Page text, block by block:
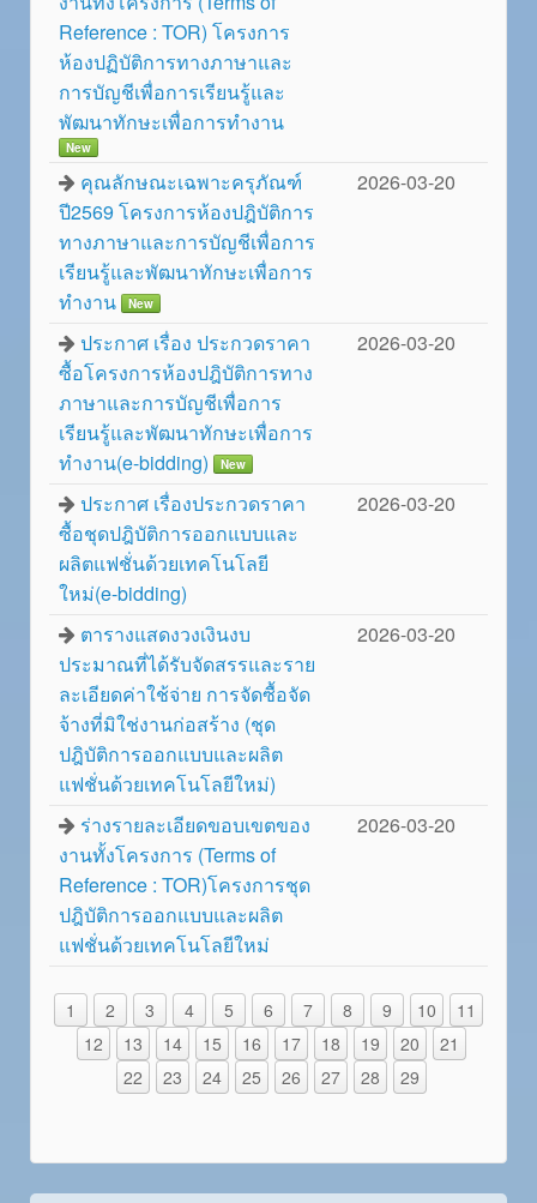
Reference : TOR) โครงการ
ห้องปฏิบัติการทางภาษาและ
การบัญชีเพื่อการเรียนรู้และ
พัฒนาทักษะเพื่อการทำงาน
New
คุณลักษณะเฉพาะครุภัณฑ์
ปี2569 โครงการห้องปฎิบัติการ
ทางภาษาและการบัญชีเพื่อการ
เรียนรู้และพัฒนาทักษะเพื่อการ
ทำงาน
New
2026-03-20
ประกาศ เรื่อง ประกวดราคา
ซื้อโครงการห้องปฎิบัติการทาง
ภาษาและการบัญชีเพื่อการ
เรียนรู้และพัฒนาทักษะเพื่อการ
ทำงาน(e-bidding)
New
2026-03-20
ประกาศ เรื่องประกวดราคา
ซื้อชุดปฎิบัติการออกแบบและ
ผลิตแฟชั่นด้วยเทคโนโลยี
ใหม่(e-bidding)
2026-03-20
ตารางแสดงวงเงินงบ
ประมาณที่ได้รับจัดสรรและราย
ละเอียดค่าใช้จ่าย การจัดซื้อจัด
จ้างที่มิใช่งานก่อสร้าง (ชุด
ปฎิบัติการออกแบบและผลิต
แฟชั่นด้วยเทคโนโลยีใหม่)
2026-03-20
ร่างรายละเอียดขอบเขตของ
งานทั้งโครงการ (Terms of
Reference : TOR)โครงการชุด
ปฎิบัติการออกแบบและผลิต
แฟชั่นด้วยเทคโนโลยีใหม่
2026-03-20
1 2 3 4 5 6 7 8 9 10
11
12
13 14 15 16 17 18 19 20
21
22
23 24 25 26 27 28 29